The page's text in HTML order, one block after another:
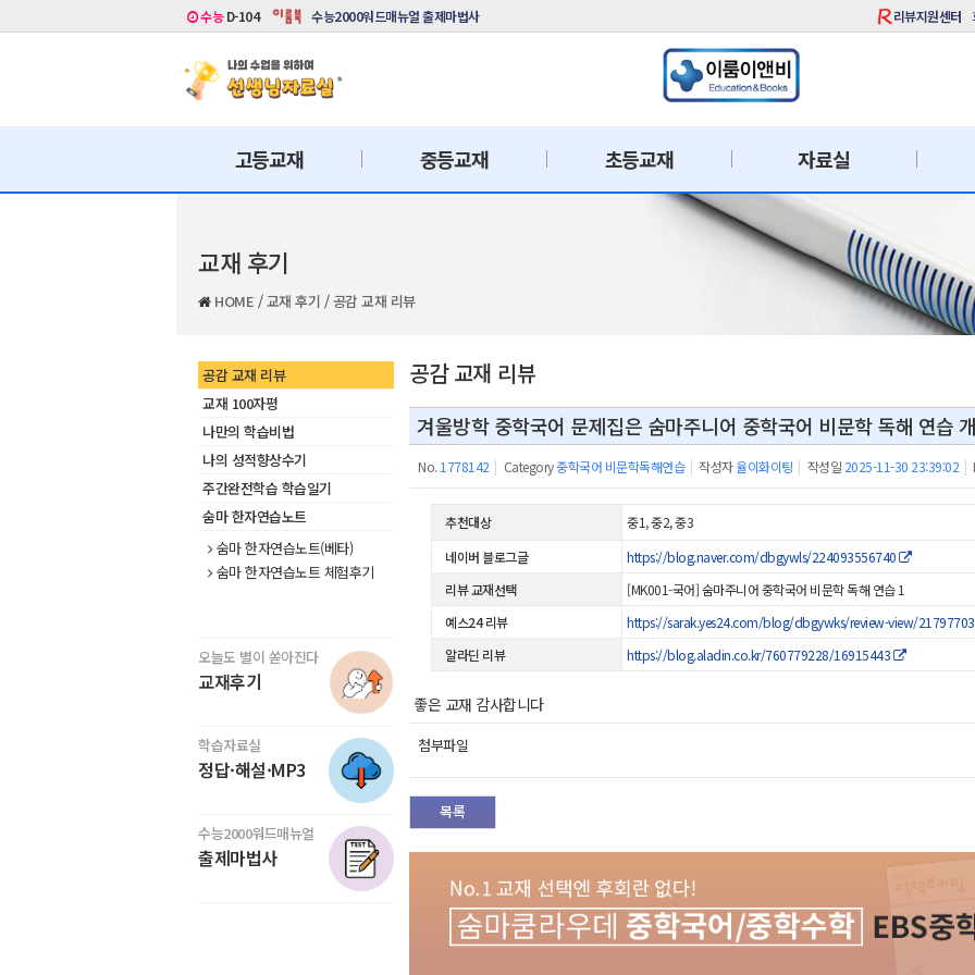
수능D-104 수능2000워드매뉴얼 출제마법사 리뷰지원센터
고등교재 중등교재 초등교재 자료실
교재 후기
HOME /교재 후기 /공감 교재 리뷰
공감 교재 리뷰
교재 100자평
나만의 학습비법
나의 성적향상수기
주간완전학습 학습일기
숨마 한자연습노트
숨마 한자연습노트(베타)
숨마 한자연습노트 체험후기
오늘도 별이 쏟아진다
교재후기
학습자료실
정답·해설·MP3
수능2000워드매뉴얼
출제마법사
공감 교재 리뷰
겨울방학 중학국어 문제집은 숨마주니어 중학국어 비문학 독해 연습
No. 1778142 | Category중학국어 비문학독해연습 | 작성자율이화이팅 | 작성일 2025-11-30 23:39:02 |
추천대상
중1, 중2, 중3
네이버 블로그글
https://blog.naver.com/dbgywls/224093556740
리뷰 교재선택
[MK001-국어] 숨마주니어 중학국어 비문학 독해 연습 1
예스24 리뷰
https://sarak.yes24.com/blog/dbgywks/review-view/
알라딘 리뷰
https://blog.aladin.co.kr/760779228/16915443
좋은 교재 감사합니다
첨부파일
목록